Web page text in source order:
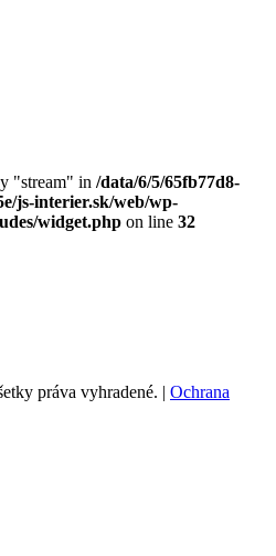
"stream" in /data/6/5/65fb77d8-
js-interier.sk/web/wp-
widget.php on line 32
práva vyhradené. | Ochrana